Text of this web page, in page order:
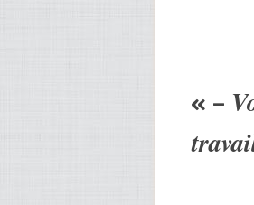
« –